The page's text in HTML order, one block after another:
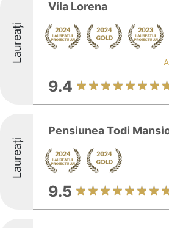
Laureați
Vila Lorena
9.4
Laureați
Pensiunea Todi
9.5